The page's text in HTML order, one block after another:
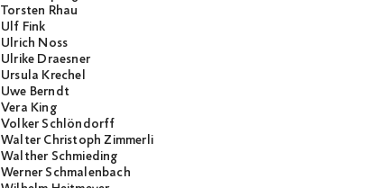
Torsten Rhau
Ulf Fink
Ulrich Noss
Ulrike Draesner
Ursula Krechel
Uwe Berndt
Vera King
Volker Schlöndorff
Walter Christoph Zimmerli
Walther Schmieding
Werner Schmalenbach